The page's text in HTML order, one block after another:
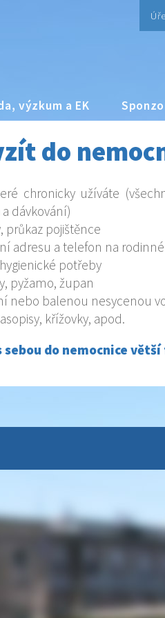
výzkum a EK
do
chronicky užíváte
dávkování)
průkaz pojištěnce
adresu a telefon na
potřeby
pyžamo, župan
nebo balenou nesycenou
křížovky, apod.
sebou do nemocnice